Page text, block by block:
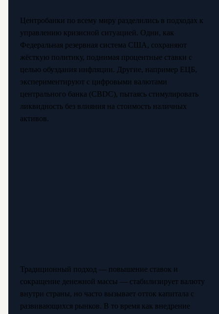
Центробанки по всему миру разделились в подходах к
управлению кризисной ситуацией. Одни, как
Федеральная резервная система США, сохраняют
жёсткую политику, поднимая процентные ставки с
целью обуздания инфляции. Другие, например ЕЦБ,
экспериментируют с цифровыми валютами
центрального банка (CBDC), пытаясь стимулировать
ликвидность без влияния на стоимость наличных
активов.
Традиционный подход — повышение ставок и
сокращение денежной массы — стабилизирует валюту
внутри страны, но часто вызывает отток капитала с
развивающихся рынков. В то время как внедрение